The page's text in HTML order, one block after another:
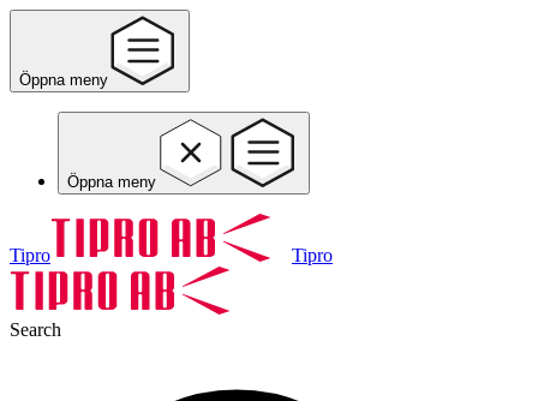
Öppna meny
Öppna meny
Tipro Tipro
Search